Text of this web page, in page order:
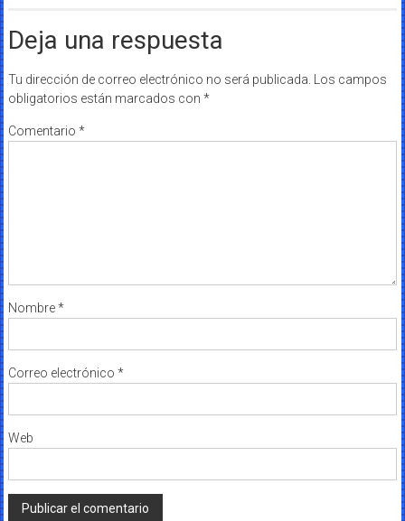
Deja una respuesta
Tu dirección de correo electrónico no será publicada. Los campos
obligatorios están marcados con *
Comentario *
Nombre*
Correo electrónico *
Web